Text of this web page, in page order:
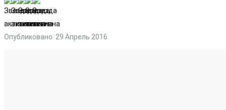
Опубликовано: 29 Апрель 2016